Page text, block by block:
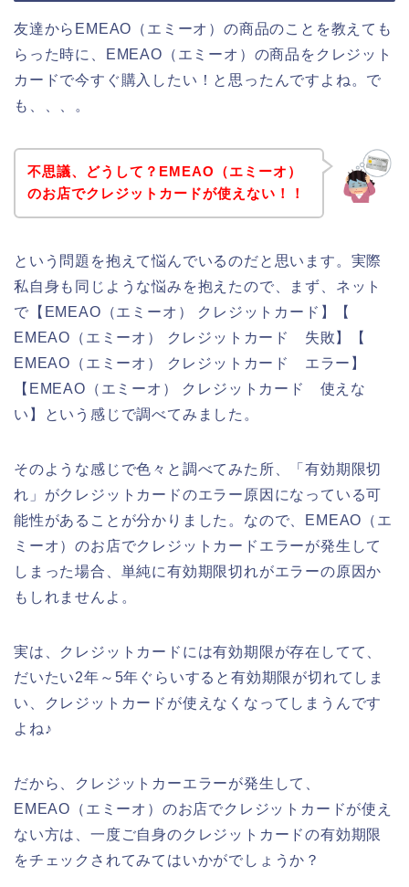
友達からEMEAO（エミーオ）の商品のことを教えても
らった時に、EMEAO（エミーオ）の商品をクレジット
カードで今すぐ購入したい！と思ったんですよね。で
も、、、。
不思議、どうして？EMEAO（エミーオ）
のお店でクレジットカードが使えない！！
という問題を抱えて悩んでいるのだと思います。実際
私自身も同じような悩みを抱えたので、まず、ネット
で【EMEAO（エミーオ） クレジットカード】【
EMEAO（エミーオ） クレジットカード 失敗】【
EMEAO（エミーオ） クレジットカード エラー】
【EMEAO（エミーオ） クレジットカード 使えな
い】という感じで調べてみました。
そのような感じで色々と調べてみた所、「有効期限切
れ」がクレジットカードのエラー原因になっている可
能性があることが分かりました。なので、EMEAO（エ
ミーオ）のお店でクレジットカードエラーが発生して
しまった場合、単純に有効期限切れがエラーの原因か
もしれませんよ。
実は、クレジットカードには有効期限が存在してて、
だいたい2年～5年ぐらいすると有効期限が切れてしま
い、クレジットカードが使えなくなってしまうんです
よね♪
だから、クレジットカーエラーが発生して、
EMEAO（エミーオ）のお店でクレジットカードが使え
ない方は、一度ご自身のクレジットカードの有効期限
をチェックされてみてはいかがでしょうか？